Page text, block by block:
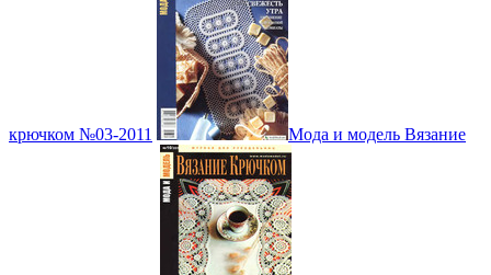
крючком №03-2011 Мода и модель Вязание